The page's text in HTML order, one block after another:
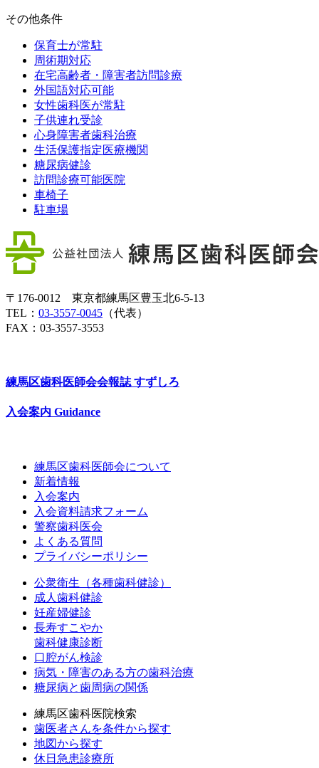
その他条件
保育士が常駐
周術期対応
在宅高齢者・障害者訪問診療
外国語対応可能
女性歯科医が常駐
子供連れ受診
心身障害者歯科治療
生活保護指定医療機関
糖尿病健診
訪問診療可能医院
車椅子
駐車場
〒176-0012 東京都練馬区豊玉北6-5-13
TEL： 03-3557-0045 （代表）
FAX：03-3557-3553
練馬区歯科医師会会報誌 すずしろ
入会案内 Guidance
練馬区歯科医師会について
新着情報
入会案内
入会資料請求フォーム
警察歯科医会
よくある質問
プライバシーポリシー
公衆衛生（各種歯科健診）
成人歯科健診
妊産婦健診
長寿すこやか
歯科健康診断
口腔がん検診
病気・障害のある方の歯科治療
糖尿病と歯周病の関係
練馬区歯科医院検索
歯医者さんを条件から探す
地図から探す
休日急患診療所